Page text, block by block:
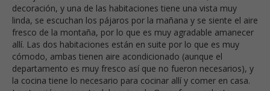
decoración, y una de las habitaciones tiene una vista muy
linda, se escuchan los pájaros por la mañana y se siente el aire
fresco de la montaña, por lo que es muy agradable amanecer
allí. Las dos habitaciones están en suite por lo que es muy
cómodo, ambas tienen aire acondicionado (aunque el
departamento es muy fresco así que no fueron necesarios), y
la cocina tiene lo necesario para cocinar allí y comer en casa.